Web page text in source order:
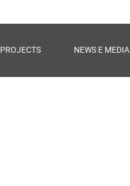
PROJECTS NEWS E MEDIA